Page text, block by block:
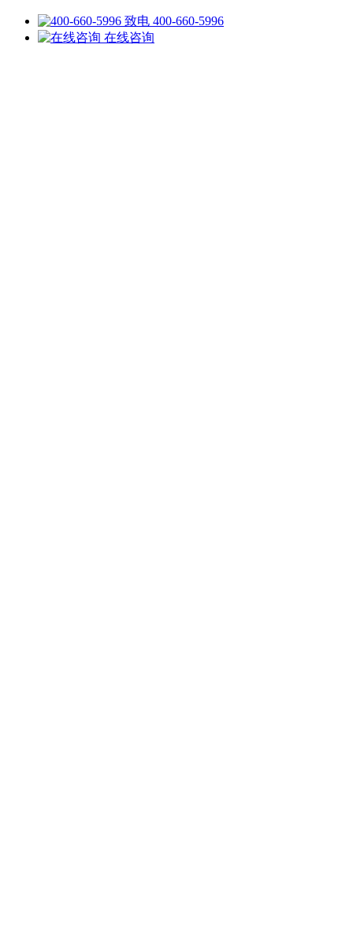
致电 400-660-5996
在线咨询